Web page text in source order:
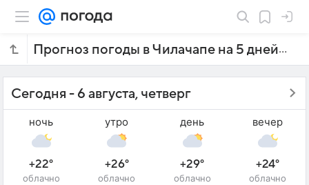
Прогноз погоды в Чилачапе на 5 дней
Сегодня - 6 августа, четверг
ночь
+22°
облачно
утро
+26°
облачно
день
+29°
облачно
вечер
+24°
облачно